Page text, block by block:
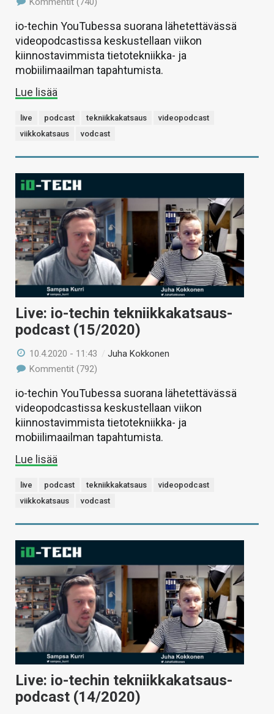
io-techin YouTubessa suorana lähetettävässä
videopodcastissa keskustellaan viikon
kiinnostavimmista tietotekniikka- ja
mobiilimaailman tapahtumista.
Lue lisää
live podcast tekniikkakatsaus
videopodcast
viikkokatsaus
vodcast
Live: io-techin tekniikkakatsaus-
podcast (15/2020)
10.4.2020 - 11:43 /Juha Kokkonen
Kommentit (792)
io-techin YouTubessa suorana lähetettävässä
videopodcastissa keskustellaan viikon
kiinnostavimmista tietotekniikka- ja
mobiilimaailman tapahtumista.
Lue lisää
live podcast tekniikkakatsaus
videopodcast
viikkokatsaus
vodcast
Live: io-techin tekniikkakatsaus-
podcast (14/2020)